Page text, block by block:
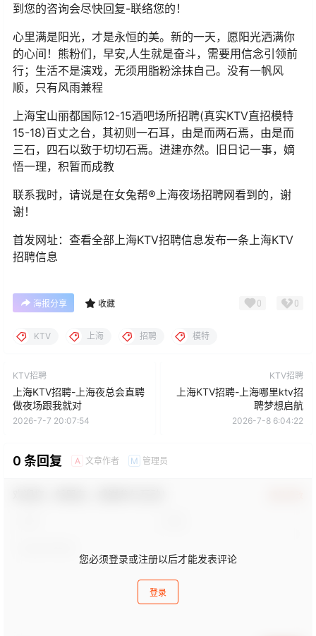
到您的咨询会尽快回复-联络您的！
心里满是阳光，才是永恒的美。新的一天，愿阳光洒满你
的心间！熊粉们，早安,人生就是奋斗，需要用信念引领前
行；生活不是演戏，无须用脂粉涂抹自己。没有一帆风
顺，只有风雨兼程
上海宝山丽都国际12-15酒吧场所招聘(真实KTV直招模特
15-18)百丈之台，其初则一石耳，由是而两石焉，由是而
三石，四石以致于切切石焉。进建亦然。旧日记一事，嫡
悟一理，积暂而成教
联系我时，请说是在女兔帮®上海夜场招聘网看到的，谢
谢！
首发网址：查看全部上海KTV招聘信息发布一条上海KTV
招聘信息
海报分享 收藏 0 0
KTV 上海 招聘 模特
KTV招聘
上海KTV招聘-上海夜总会直聘
做夜场跟我就对
2026-7-7 20:07:54
KTV招聘
上海KTV招聘-上海哪里ktv招
聘梦想启航
2026-7-8 6:04:22
0 条回复 A 文章作者 M 管理员
您必须登录或注册以后才能发表评论
登录